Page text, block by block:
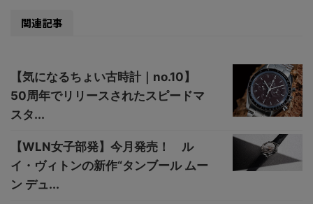
関連記事
【気になるちょい古時計｜no.10】
50周年でリリースされたスピードマ
スタ...
【WLN女子部発】今月発売！ ル
イ・ヴィトンの新作“タンブール ムー
ン デュ...